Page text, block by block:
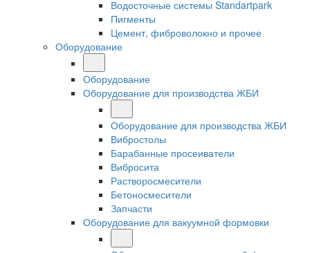
Водосточные системы Standartpark
Пигменты
Цемент, фиброволокно и прочее
Оборудование
Оборудование
Оборудование для производства ЖБИ
Оборудование для производства ЖБИ
Вибростолы
Барабанные просеиватели
Вибросита
Растворосмесители
Бетоносмесители
Запчасти
Оборудование для вакуумной формовки